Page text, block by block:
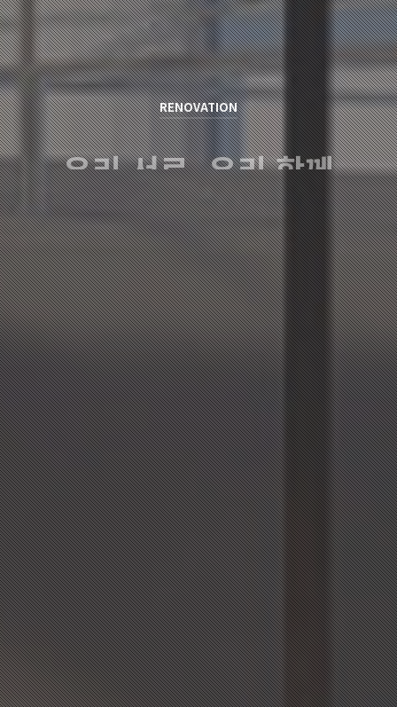
RENOVATION
우리 서로, 우리 함께
김윤중